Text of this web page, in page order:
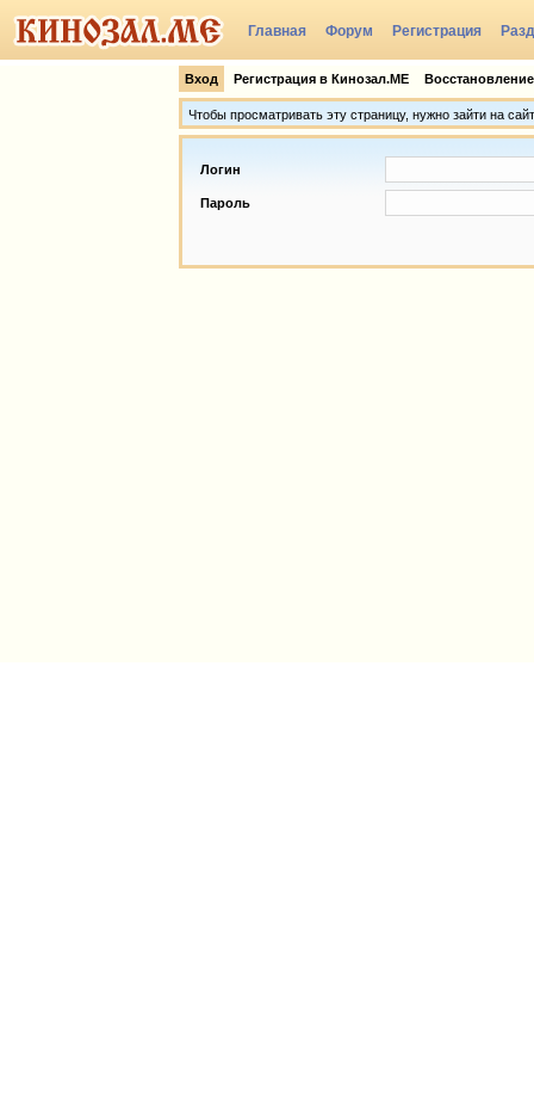
Главная Форум Регистрация
Вход Регистрация в Кинозал.МЕ
Чтобы просматривать эту страницу, нужно зайти на сайт
Логин
Пароль